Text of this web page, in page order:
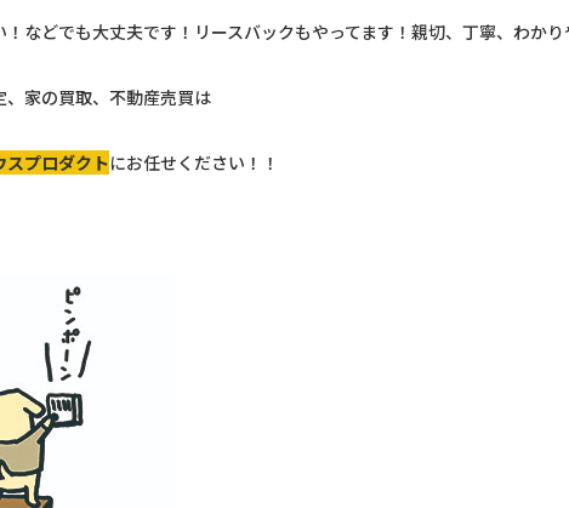
などでも大丈夫です！リースバックもやってます！親切、丁寧、わかり
、家の買取、不動産売買は
スプロダクトにお任せください！！